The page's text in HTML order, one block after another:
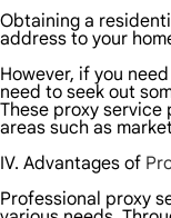
Obtaining a
address to your
However, if you
need to seek out
These proxy
areas such as
IV. Advantages of
Professional proxy